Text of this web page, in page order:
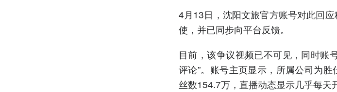
4月13日，沈阳文旅官方账号对此回
使，并已同步向平台反馈。
目前，该争议视频已不可见，同时账
评论”。账号主页显示，所属公司为
丝数154.7万，直播动态显示几乎每天